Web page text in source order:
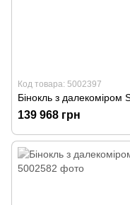
Код товара: 5002397
Бінокль з далекоміром
139 968 грн